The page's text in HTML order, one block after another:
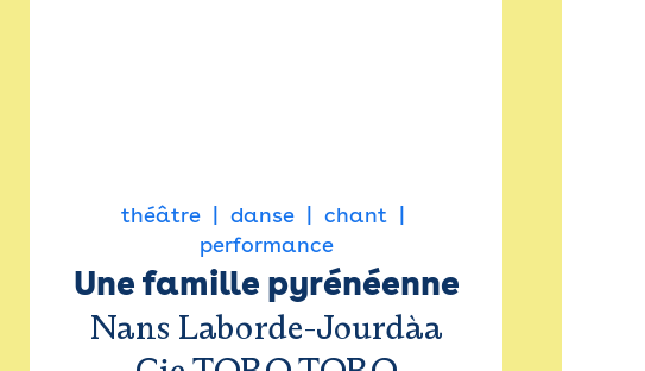
théâtre danse
chant
performance
Une famille pyrénéenne
Nans Laborde-Jourdàa